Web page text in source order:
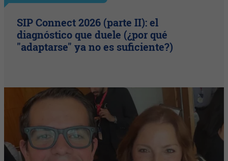
SIP Connect 2026 (parte II): el
diagnóstico que duele (¿por qué
"adaptarse" ya no es suficiente?)